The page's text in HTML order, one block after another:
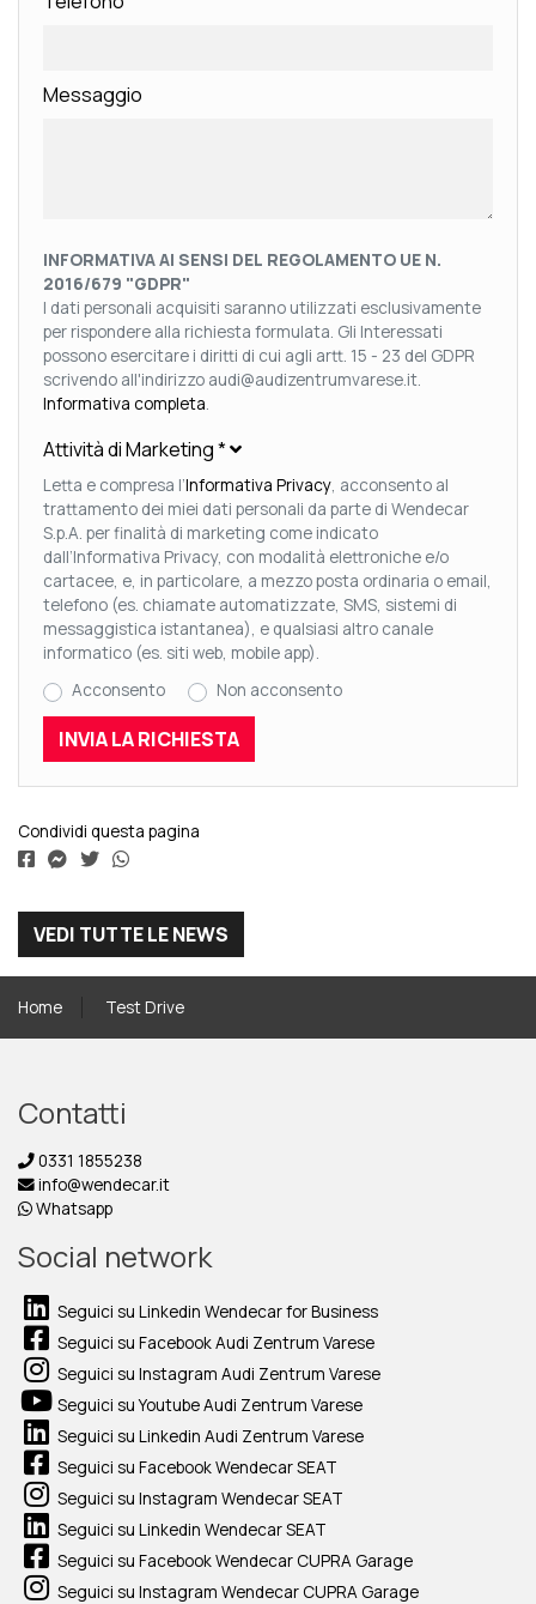
Messaggio
INFORMATIVA AI SENSI DEL REGOLAMENTO UE N.
2016/679 "GDPR"
I dati personali acquisiti saranno utilizzati esclusivamente
per rispondere alla richiesta formulata. Gli Interessati
possono esercitare i diritti di cui agli artt. 15 - 23 del GDPR
scrivendo all'indirizzo audi@audizentrumvarese.it.
Informativa completa.
Attività di Marketing*
Letta e compresa l’Informativa Privacy, acconsento al
trattamento dei miei dati personali da parte di Wendecar
S.p.A. per finalità di marketing come indicato
dall’Informativa Privacy, con modalità elettroniche e/o
cartacee, e, in particolare, a mezzo posta ordinaria o email,
telefono (es. chiamate automatizzate, SMS, sistemi di
messaggistica istantanea), e qualsiasi altro canale
informatico (es. siti web, mobile app).
Acconsento
Non acconsento
Condividi questa pagina
VEDI TUTTE LE NEWS
Home Test Drive
Contatti
0331 1855238
info@wendecar.it
Whatsapp
Social network
Seguici su Linkedin Wendecar for Business
Seguici su Facebook Audi Zentrum Varese
Seguici su Instagram Audi Zentrum Varese
Seguici su Youtube Audi Zentrum Varese
Seguici su Linkedin Audi Zentrum Varese
Seguici su Facebook Wendecar SEAT
Seguici su Instagram Wendecar SEAT
Seguici su Linkedin Wendecar SEAT
Seguici su Facebook Wendecar CUPRA Garage
Seguici su Instagram Wendecar CUPRA Garage